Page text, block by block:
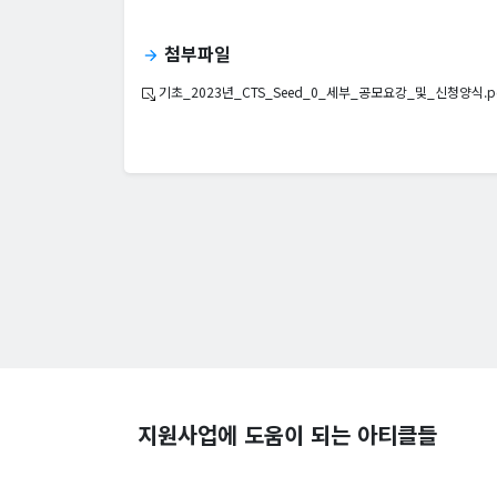
arrow_forward 첨부파일
기초_2023년_CTS_Seed_0_세부_공모요강_및_신청양식
지원사업에 도움이 되는 아티클들